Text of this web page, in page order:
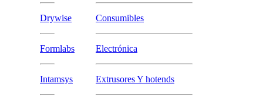
Drywise
Formlabs
Intamsys
Consumibles
Electrónica
Extrusores Y hotends